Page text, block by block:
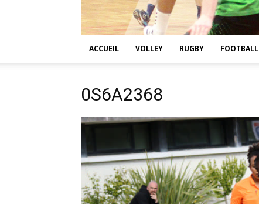
ACCUEIL VOLLEY RUGBY FOOTBALL
0S6A2368